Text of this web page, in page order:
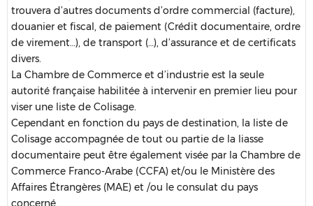
trouvera d’autres documents d’ordre commercial (facture),
douanier et fiscal, de paiement (Crédit documentaire, ordre
de virement…), de transport (…), d’assurance et de certificats
divers.
La Chambre de Commerce et d’industrie est la seule
autorité française habilitée à intervenir en premier lieu pour
viser une liste de Colisage.
Cependant en fonction du pays de destination, la liste de
Colisage accompagnée de tout ou partie de la liasse
documentaire peut être également visée par la Chambre de
Commerce Franco-Arabe (CCFA) et/ou le Ministère des
Affaires Étrangères (MAE) et /ou le consulat du pays
concerné.